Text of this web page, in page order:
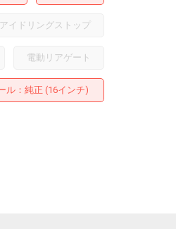
アイドリングストップ
電動リアゲート
ル ：純正 (16インチ)